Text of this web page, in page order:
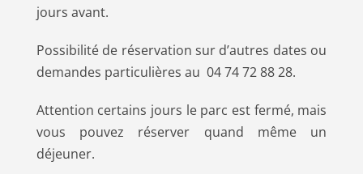
jours avant.
Possibilité de réservation sur d’autres dates ou
demandes particulières au 04 74 72 88 28.
Attention certains jours le parc est fermé, mais
vous pouvez réserver quand même un
déjeuner.